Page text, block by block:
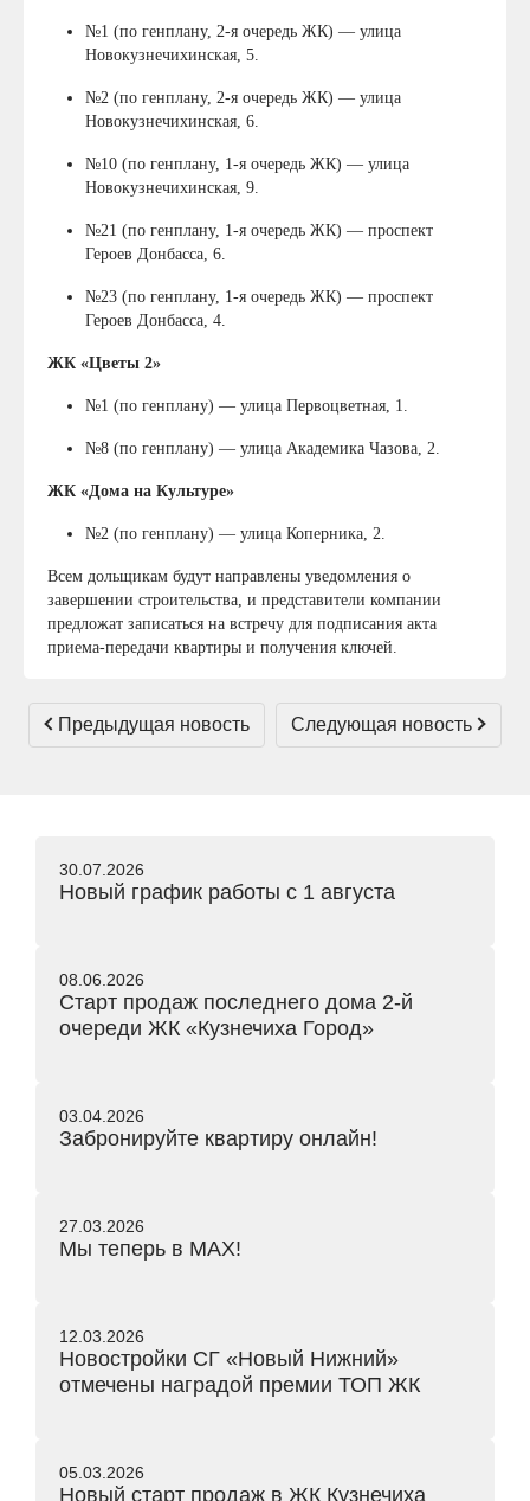
№1 (по генплану, 2-я очередь ЖК) — улица
Новокузнечихинская, 5.
№2 (по генплану, 2-я очередь ЖК) — улица
Новокузнечихинская, 6.
№10 (по генплану, 1-я очередь ЖК) — улица
Новокузнечихинская, 9.
№21 (по генплану, 1-я очередь ЖК) — проспект
Героев Донбасса, 6.
№23 (по генплану, 1-я очередь ЖК) — проспект
Героев Донбасса, 4.
ЖК «Цветы 2»
№1 (по генплану) — улица Первоцветная, 1.
№8 (по генплану) — улица Академика Чазова, 2.
ЖК «Дома на Культуре»
№2 (по генплану) — улица Коперника, 2.
Всем дольщикам будут направлены уведомления о
завершении строительства, и представители компании
предложат записаться на встречу для подписания акта
приема-передачи квартиры и получения ключей.
Предыдущая новость Следующая новость
30.07.2026
Новый график работы с 1 августа
08.06.2026
Старт продаж последнего дома 2-й
очереди ЖК «Кузнечиха Город»
03.04.2026
Забронируйте квартиру онлайн!
27.03.2026
Мы теперь в MAX!
12.03.2026
Новостройки СГ «Новый Нижний»
отмечены наградой премии ТОП ЖК
05.03.2026
Новый старт продаж в ЖК Кузнечиха